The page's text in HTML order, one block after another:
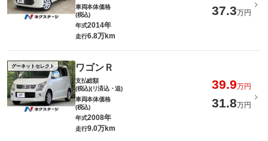
車両本体価格
(税込)
37.3万円
年式2014年
走行6.8万km
グーネットセレクト ワゴンＲ
支払総額
(税込)(リ済込・追)
39.9万円
車両本体価格
(税込)
31.8万円
年式2008年
走行9.0万km